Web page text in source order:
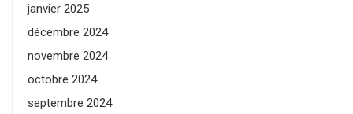
janvier 2025
décembre 2024
novembre 2024
octobre 2024
septembre 2024